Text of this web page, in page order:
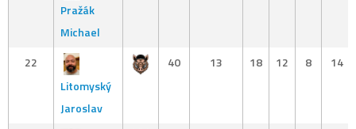
Pražák
Michael
22
Litomyský
Jaroslav
40 13 18 12 8 14